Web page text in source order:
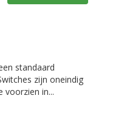
standaard
zijn oneindig
voorzien in...